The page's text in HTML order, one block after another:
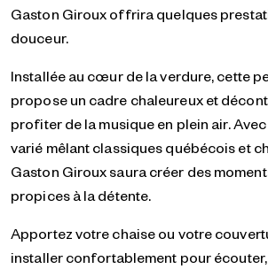
Gaston Giroux offrira quelques
douceur.
Installée au cœur de la verdure, cette
propose un cadre chaleureux et
profiter de la musique en plein air.
varié mêlant classiques québécois et
Gaston Giroux saura créer des
propices à la détente.
Apportez votre chaise ou votre
installer confortablement pour